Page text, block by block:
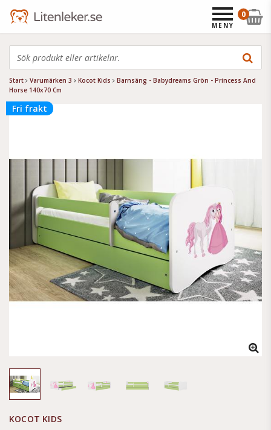
Start Varumärken 3 Kocot Kids
Barnsäng - Babydreams Grön - Princess And
Horse 140x70 Cm
Fri frakt
KOCOT KIDS
0
MENY